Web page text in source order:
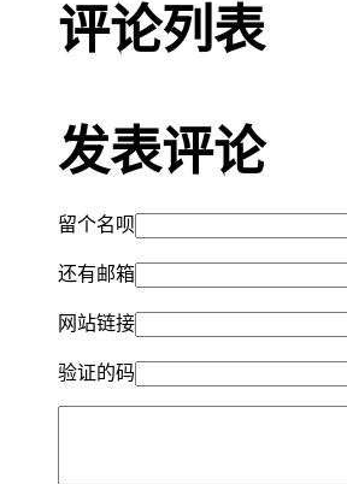
评论列表
发表评论
留个名呗
还有邮箱
网站链接
验证的码